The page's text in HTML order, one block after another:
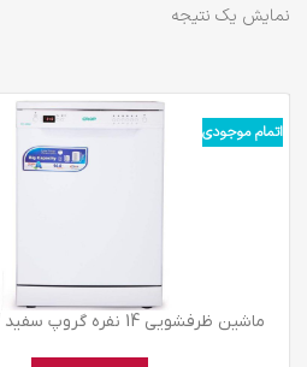
نمایش یک نتیجه
اتمام موجودی
ماشين ظرفشويي 14 نفره گروپ سفيد DSC 1406 W